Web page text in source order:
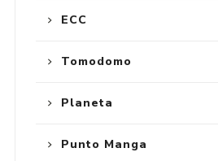
ECC
Tomodomo
Planeta
Punto Manga